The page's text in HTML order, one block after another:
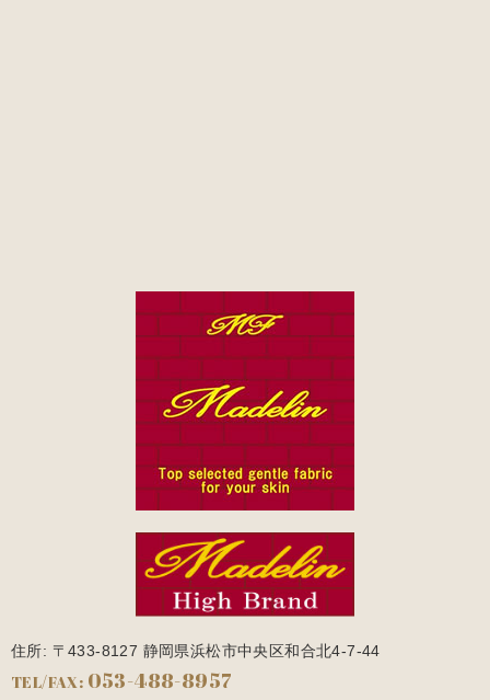
住所: 〒433-8127 静岡県浜松市中央区和合北4-7-44
TEL/FAX: 053-488-8957